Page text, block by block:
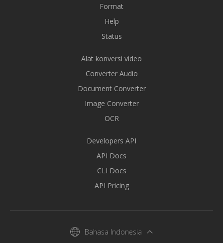
Format
Help
Status
Alat konversi video
Converter Audio
Document Converter
Image Converter
OCR
Developers API
API Docs
CLI Docs
API Pricing
Bahasa Indonesia